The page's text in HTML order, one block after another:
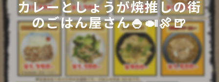
カレーとしょうが焼推しの街
のごはん屋さん🍚🍛🍖🍺